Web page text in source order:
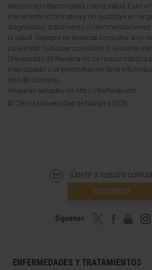
decisiones relacionadas con la salud. Esta
meramente informativa y no sustituye en
diagnóstico, tratamiento o recomendaciones
la salud. Siempre es esencial consultar a un
para tratar cualquier condición o síntoma
Universidad de Navarra no se responsabiliza
inapropiado o la interpretación de la
este diccionario.
Infografías realizadas con https://BioRender.com
© Clínica Universidad de Navarra 2026
¡Únete a nuestra
SUSCRIBIRSE
Síguenos
ENFERMEDADES Y TRATAMIENTOS